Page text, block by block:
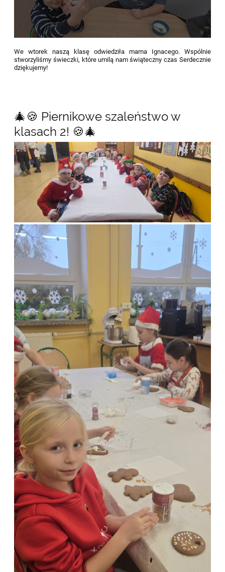
We wtorek naszą klasę odwiedziła mama Ignacego. Wspólnie
stworzyliśmy świeczki, które umilą nam świąteczny czas Serdecznie
dziękujemy!
🎄🍪 Piernikowe szaleństwo w
klasach 2! 🍪🎄